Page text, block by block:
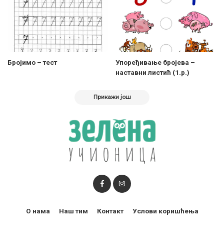
Бројимо – тест
Упоређивање бројева –
наставни листић (1.р.)
Прикажи још
О нама Наш тим Контакт Услови коришћења